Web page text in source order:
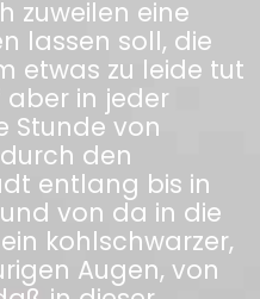
zuweilen eine
lassen soll, die
etwas zu leide tut
aber in jeder
Stunde von
den
entlang bis in
von da in die
kohlschwarzer,
Augen, von